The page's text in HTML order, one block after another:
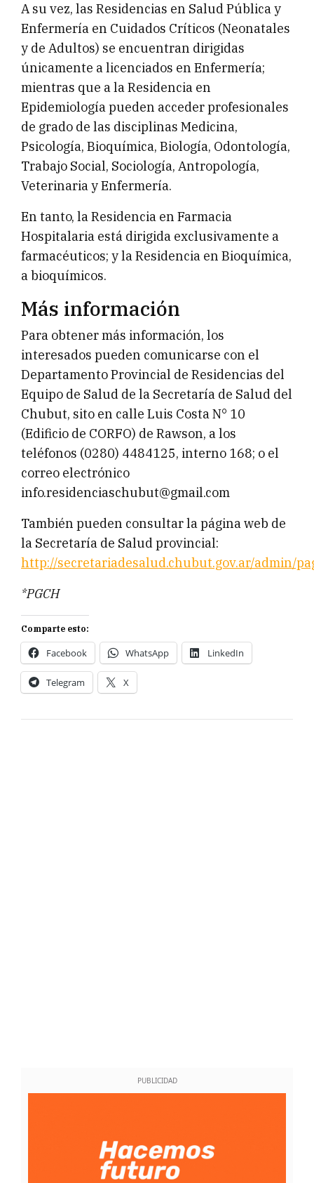
A su vez, las Residencias en Salud Pública y
Enfermería en Cuidados Críticos (Neonatales
y de Adultos) se encuentran dirigidas
únicamente a licenciados en Enfermería;
mientras que a la Residencia en
Epidemiología pueden acceder profesionales
de grado de las disciplinas Medicina,
Psicología, Bioquímica, Biología, Odontología,
Trabajo Social, Sociología, Antropología,
Veterinaria y Enfermería.
En tanto, la Residencia en Farmacia
Hospitalaria está dirigida exclusivamente a
farmacéuticos; y la Residencia en Bioquímica,
a bioquímicos.
Más información
Para obtener más información, los
interesados pueden comunicarse con el
Departamento Provincial de Residencias del
Equipo de Salud de la Secretaría de Salud del
Chubut, sito en calle Luis Costa N° 10
(Edificio de CORFO) de Rawson, a los
teléfonos (0280) 4484125, interno 168; o el
correo electrónico
info.residenciaschubut@gmail.com
También pueden consultar la página web de
la Secretaría de Salud provincial:
http://secretariadesalud.chubut.gov.ar/admin/
*PGCH
Comparte esto:
Facebook WhatsApp LinkedIn
Telegram X